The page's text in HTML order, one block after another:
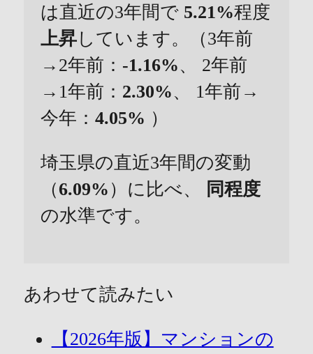
は直近の3年間で 5.21%程度
上昇しています。（3年前
→2年前： -1.16%、 2年前
→1年前： 2.30%、 1年前→
今年： 4.05% ）
埼玉県の直近3年間の変動
（6.09% ）に比べ、
同程度
の水準です。
あわせて読みたい
【2026年版】マンションの